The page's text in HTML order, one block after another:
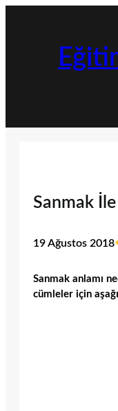
Sanmak
19 Ağustos 2018
Sanmak anlamı
cümleler için